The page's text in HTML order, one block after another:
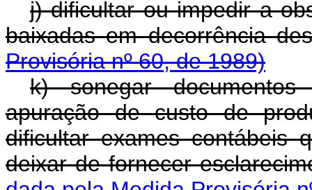
j) dificultar ou impedir a
baixadas em decorrência
Provisória nº 60, de 1989)
k) sonegar
apuração de custo de
dificultar exames contábeis
deixar de fornecer